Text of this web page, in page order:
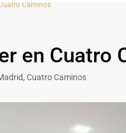
Caminos
en Cuatro
, Cuatro Caminos